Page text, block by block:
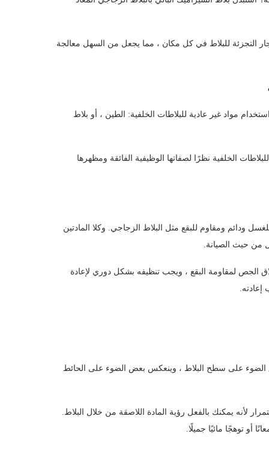
التجزئة للبلاط في كل مكان ، مما يجعل من السهل معالجة
مواد غير عادية للبلاطات الخلفية: الطين ، أو بلاط
الخلفية نظرًا لصفاتها الوظيفية الفائقة ومظهرها
ودائم ومقاوم للبقع مثل البلاط الزجاجي. وكلا المادتين
من حيث الصيانة.
لمقاومة البقع ، ويجب تنظيفه بشكل دوري لإعادة
الضوء على سطح البلاط ، وينعكس بعض الضوء على الحائط
لأنه يمكنك بالفعل رؤية المادة اللاصقة من خلال البلاط.
أو توهجًا مائيًا جميلًا.